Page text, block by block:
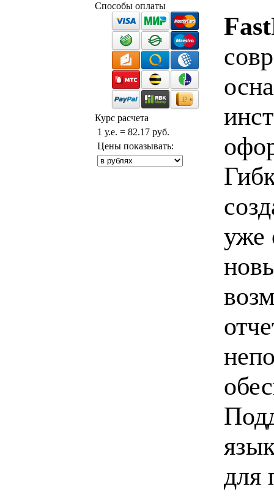
Способы оплаты
Курс расчета
1 у.е. = 82.17 руб.
Цены показывать:
уже
для